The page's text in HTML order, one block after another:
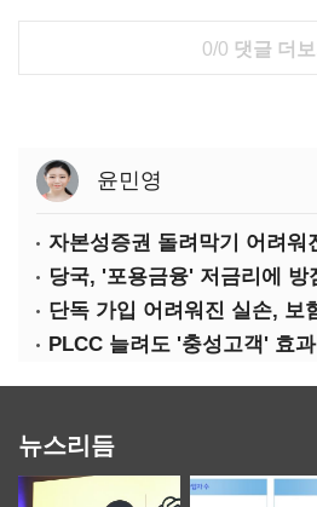
0/0 댓글 더보
윤민영
PLCC 늘려도 '충성고객' 효과
뉴스리듬